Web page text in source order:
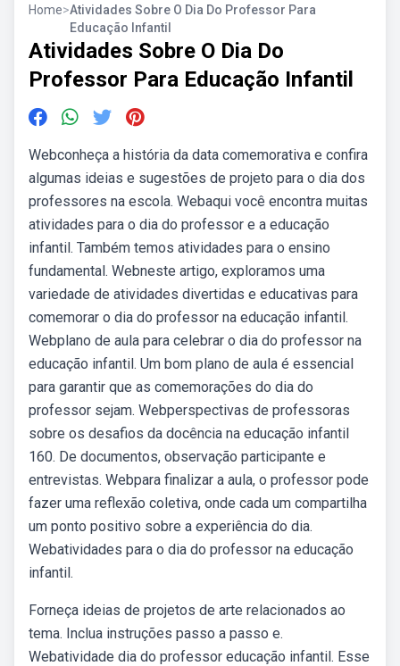
Home>Atividades Sobre O Dia Do Professor Para
Educação Infantil
Atividades Sobre O Dia Do
Professor Para Educação Infantil
Webconheça a história da data comemorativa e confira
algumas ideias e sugestões de projeto para o dia dos
professores na escola. Webaqui você encontra muitas
atividades para o dia do professor e a educação
infantil. Também temos atividades para o ensino
fundamental. Webneste artigo, exploramos uma
variedade de atividades divertidas e educativas para
comemorar o dia do professor na educação infantil.
Webplano de aula para celebrar o dia do professor na
educação infantil. Um bom plano de aula é essencial
para garantir que as comemorações do dia do
professor sejam. Webperspectivas de professoras
sobre os desafios da docência na educação infantil
160. De documentos, observação participante e
entrevistas. Webpara finalizar a aula, o professor pode
fazer uma reflexão coletiva, onde cada um compartilha
um ponto positivo sobre a experiência do dia.
Webatividades para o dia do professor na educação
infantil.
Forneça ideias de projetos de arte relacionados ao
tema. Inclua instruções passo a passo e.
Webatividade dia do professor educação infantil. Esse